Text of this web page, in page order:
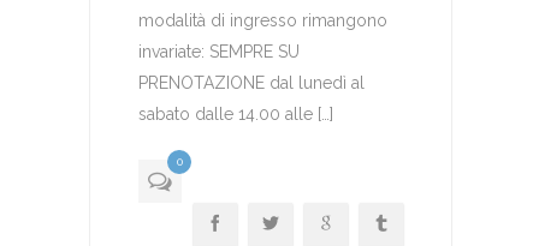
modalità di ingresso rimangono
invariate: SEMPRE SU
PRENOTAZIONE dal lunedì al
sabato dalle 14.00 alle […]
0